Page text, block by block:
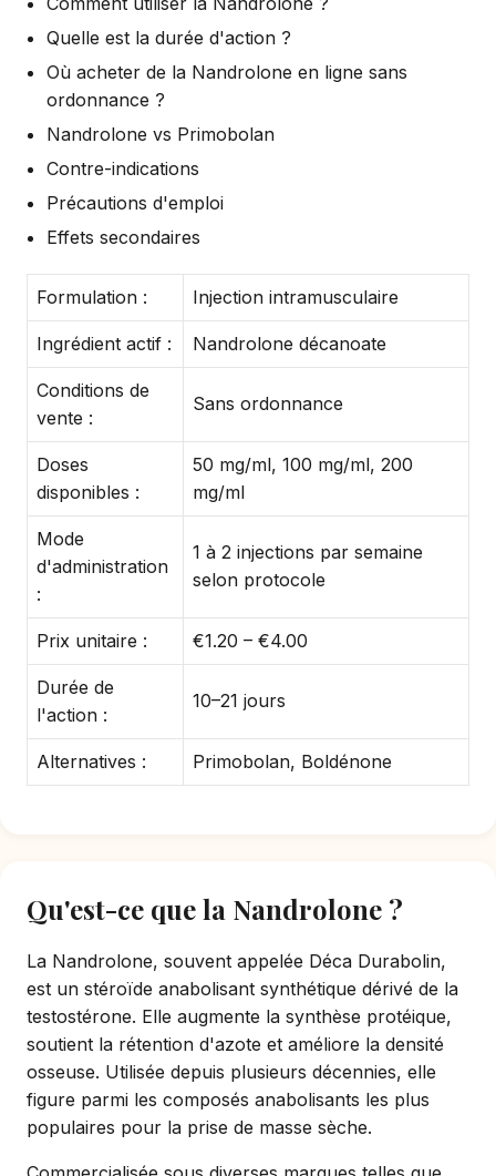
Quelle est la durée d'action ?
Où acheter de la Nandrolone en ligne sans
ordonnance ?
Nandrolone vs Primobolan
Contre-indications
Précautions d'emploi
Effets secondaires
Formulation : Injection intramusculaire
Ingrédient actif : Nandrolone décanoate
Conditions de
vente :
Sans ordonnance
Doses
disponibles :
50 mg/ml, 100 mg/ml, 200
mg/ml
Mode
d'administration
:
1 à 2 injections par semaine
selon protocole
Prix unitaire : €1.20 – €4.00
Durée de
l'action :
10–21 jours
Alternatives : Primobolan, Boldénone
Qu'est-ce que la Nandrolone ?
La Nandrolone, souvent appelée Déca Durabolin,
est un stéroïde anabolisant synthétique dérivé de la
testostérone. Elle augmente la synthèse protéique,
soutient la rétention d'azote et améliore la densité
osseuse. Utilisée depuis plusieurs décennies, elle
figure parmi les composés anabolisants les plus
populaires pour la prise de masse sèche.